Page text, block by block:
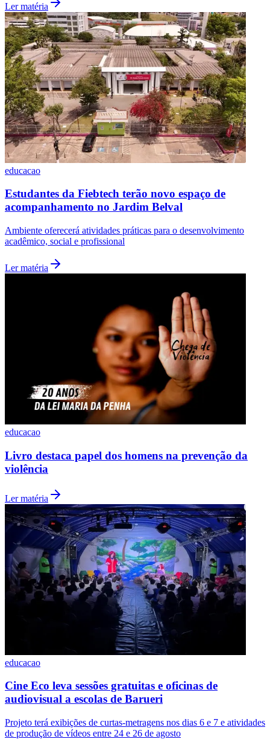
Fluminense
Vasco
Ler matéria
educacao
Estudantes da Fiebtech terão novo espaço de
acompanhamento no Jardim Belval
Ambiente oferecerá atividades práticas para o desenvolvimento
acadêmico, social e profissional
Ler matéria
educacao
Livro destaca papel dos homens na prevenção da
violência
Ler matéria
educacao
Cine Eco leva sessões gratuitas e oficinas de
audiovisual a escolas de Barueri
Projeto terá exibições de curtas-metragens nos dias 6 e 7 e atividades
de produção de vídeos entre 24 e 26 de agosto